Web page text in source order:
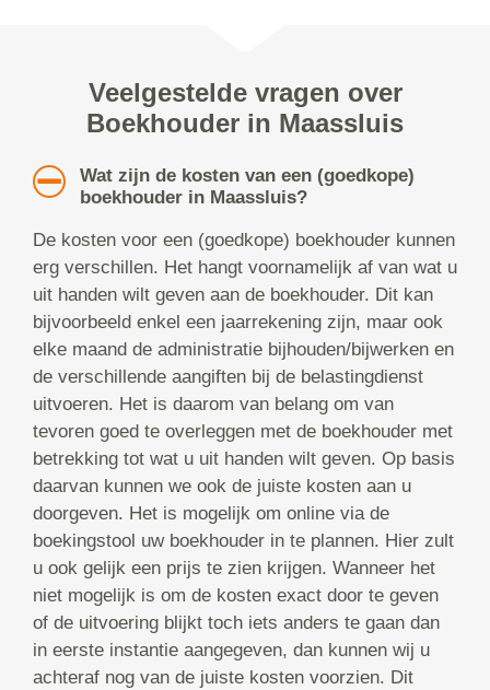
Veelgestelde vragen over
Boekhouder in Maassluis
Wat zijn de kosten van een (goedkope)
boekhouder in Maassluis?
De kosten voor een (goedkope) boekhouder kunnen
erg verschillen. Het hangt voornamelijk af van wat u
uit handen wilt geven aan de boekhouder. Dit kan
bijvoorbeeld enkel een jaarrekening zijn, maar ook
elke maand de administratie bijhouden/bijwerken en
de verschillende aangiften bij de belastingdienst
uitvoeren. Het is daarom van belang om van
tevoren goed te overleggen met de boekhouder met
betrekking tot wat u uit handen wilt geven. Op basis
daarvan kunnen we ook de juiste kosten aan u
doorgeven. Het is mogelijk om online via de
boekingstool uw boekhouder in te plannen. Hier zult
u ook gelijk een prijs te zien krijgen. Wanneer het
niet mogelijk is om de kosten exact door te geven
of de uitvoering blijkt toch iets anders te gaan dan
in eerste instantie aangegeven, dan kunnen wij u
achteraf nog van de juiste kosten voorzien. Dit